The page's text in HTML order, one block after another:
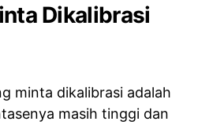
Dikalibrasi
minta dikalibrasi adalah
masih tinggi dan